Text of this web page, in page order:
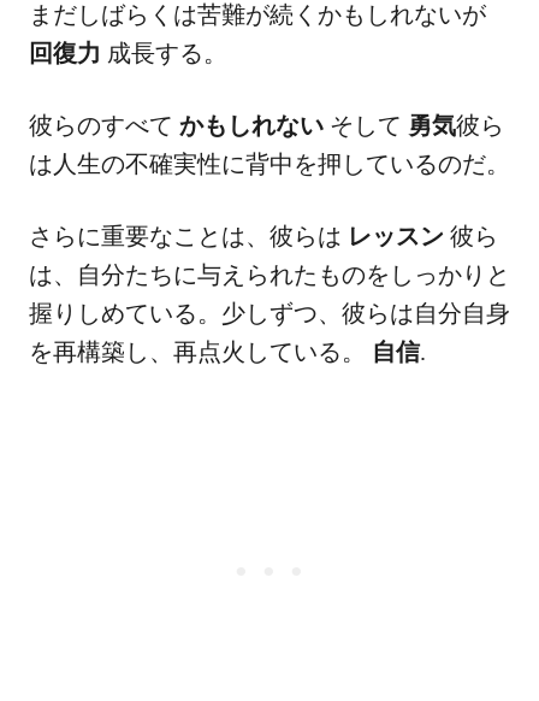
まだしばらくは苦難が続くかもしれないが
回復力 成長する。
彼らのすべて かもしれない そして 勇気彼ら
は人生の不確実性に背中を押しているのだ。
さらに重要なことは、彼らは レッスン 彼ら
は、自分たちに与えられたものをしっかりと
握りしめている。少しずつ、彼らは自分自身
を再構築し、再点火している。 自信.